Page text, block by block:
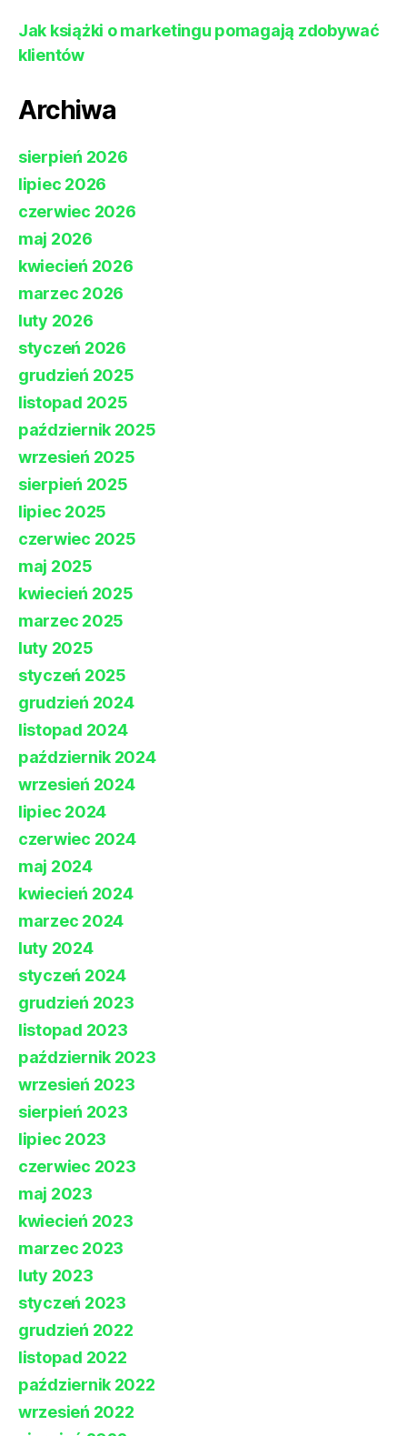
Jak książki o marketingu pomagają zdobywać
klientów
Archiwa
sierpień 2026
lipiec 2026
czerwiec 2026
maj 2026
kwiecień 2026
marzec 2026
luty 2026
styczeń 2026
grudzień 2025
listopad 2025
październik 2025
wrzesień 2025
sierpień 2025
lipiec 2025
czerwiec 2025
maj 2025
kwiecień 2025
marzec 2025
luty 2025
styczeń 2025
grudzień 2024
listopad 2024
październik 2024
wrzesień 2024
lipiec 2024
czerwiec 2024
maj 2024
kwiecień 2024
marzec 2024
luty 2024
styczeń 2024
grudzień 2023
listopad 2023
październik 2023
wrzesień 2023
sierpień 2023
lipiec 2023
czerwiec 2023
maj 2023
kwiecień 2023
marzec 2023
luty 2023
styczeń 2023
grudzień 2022
listopad 2022
październik 2022
wrzesień 2022